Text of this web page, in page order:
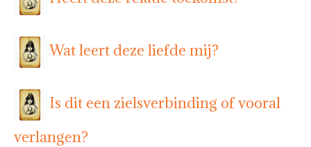
Wat leert deze liefde mij?
Is dit een zielsverbinding of vooral
verlangen?